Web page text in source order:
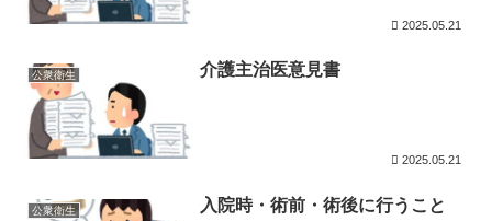
2025.05.21
公衆衛生 介護主治医意見書
2025.05.21
公衆衛生 入院時・術前・術後に行うこと